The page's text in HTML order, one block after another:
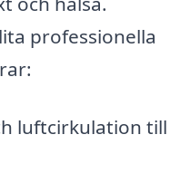
professionella
luftcirkulation till